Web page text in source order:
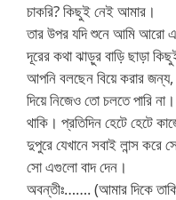
চাকরি? কিছুই নেই আমার।
তার উপর যদি শুনে আমি আরো
দূরের কথা ঝাড়ুর বাড়ি ছাড়া
আপনি বলছেন বিয়ে করার জন্য,
দিয়ে নিজেও তো চলতে পারি
থাকি। প্রতিদিন হেটে হেটে
দুপুরে যেখানে সবাই লান্স করে
সো এগুলো বাদ দেন।
অবন্তীঃ……. (আমার দিকে